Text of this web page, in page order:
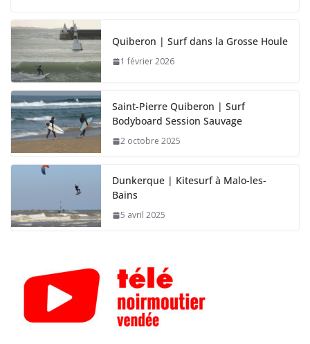
Quiberon | Surf dans la Grosse Houle
1 février 2026
Saint-Pierre Quiberon | Surf
Bodyboard Session Sauvage
2 octobre 2025
Dunkerque | Kitesurf à Malo-les-
Bains
5 avril 2025